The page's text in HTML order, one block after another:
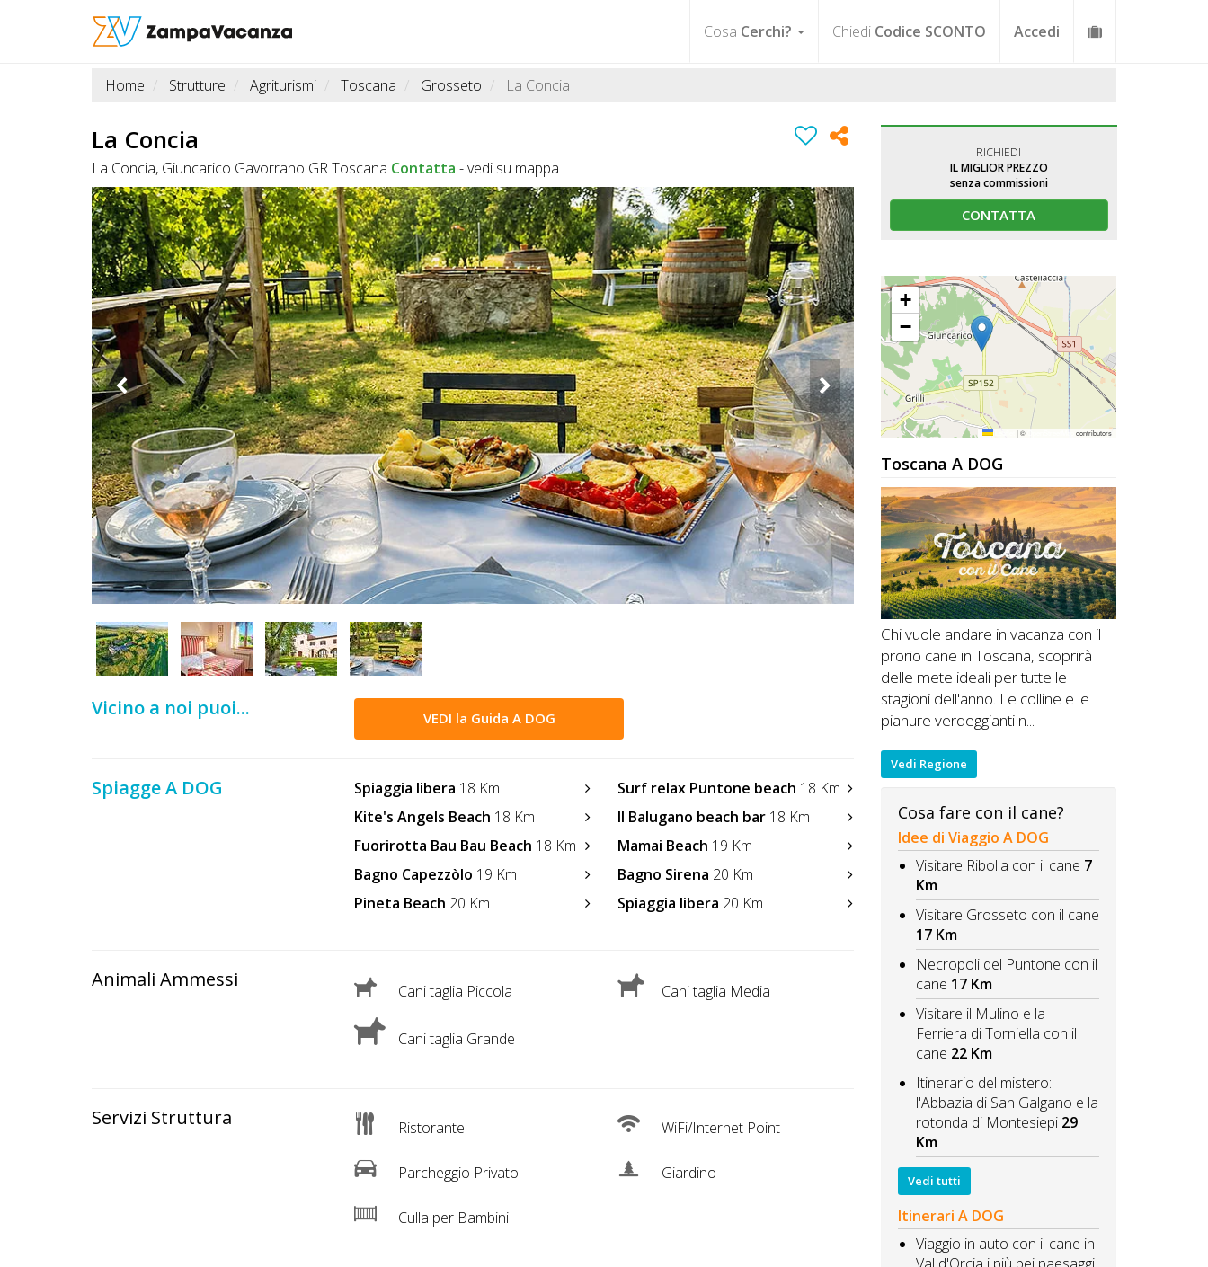
Cosa Cerchi? Chiedi Codice SCONTO Accedi
STRUTTURE
LUOGHI
OFFERTE
CHIEDI
CODICE
SCONTO
Lavora
Home Strutture Agriturismi Toscana Grosseto La Concia
La Concia
La Concia, Giuncarico Gavorrano GR Toscana Contatta -vedi su mappa
Vicino a noi puoi... VEDI la Guida A DOG
Spiagge A DOG Spiaggia libera 18 Km Surf relax Puntone beach 18 Km
Kite's Angels Beach 18 Km Il Balugano beach bar18 Km
Fuorirotta Bau Bau Beach 18 Km Mamai Beach 19 Km
Bagno Capezzòlo 19 Km Bagno Sirena 20 Km
Pineta Beach 20 Km Spiaggia libera 20 Km
Animali Ammessi Cani taglia Piccola Cani taglia Media
Cani taglia Grande
Servizi Struttura Ristorante WiFi/Internet Point
Parcheggio Privato Giardino
Culla per Bambini
RICHIEDI
IL MIGLIOR PREZZO
senza commissioni
CONTATTA
+
−
|© contributors
Toscana A DOG
Chi vuole andare in vacanza con il
prorio cane in Toscana, scoprirà
delle mete ideali per tutte le
stagioni dell'anno. Le colline e le
pianure verdeggianti n...
Vedi Regione
Cosa fare con il cane?
Idee di Viaggio A DOG
Visitare Ribolla con il cane 7
Km
Visitare Grosseto con il cane
17 Km
Necropoli del Puntone con il
cane 17 Km
Visitare il Mulino e la
Ferriera di Torniella con il
cane 22 Km
Itinerario del mistero:
l'Abbazia di San Galgano e la
rotonda di Montesiepi 29
Km
Vedi tutti
Itinerari A DOG
Viaggio in auto con il cane in